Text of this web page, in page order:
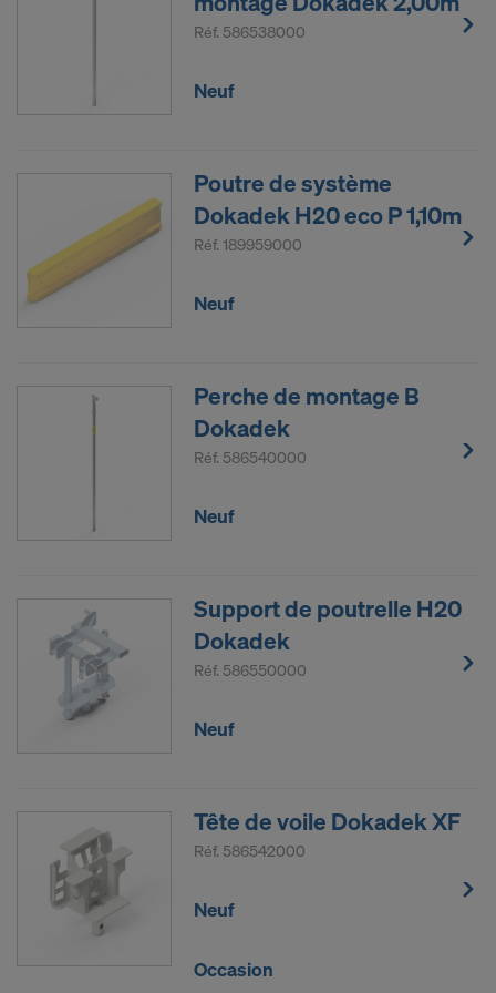
Réf. 586538000
Neuf
Poutre de système
Dokadek H20 eco P 1,10m
Réf. 189959000
Neuf
Perche de montage B
Dokadek
Réf. 586540000
Neuf
Support de poutrelle H20
Dokadek
Réf. 586550000
Neuf
Tête de voile Dokadek XF
Réf. 586542000
Neuf
Occasion